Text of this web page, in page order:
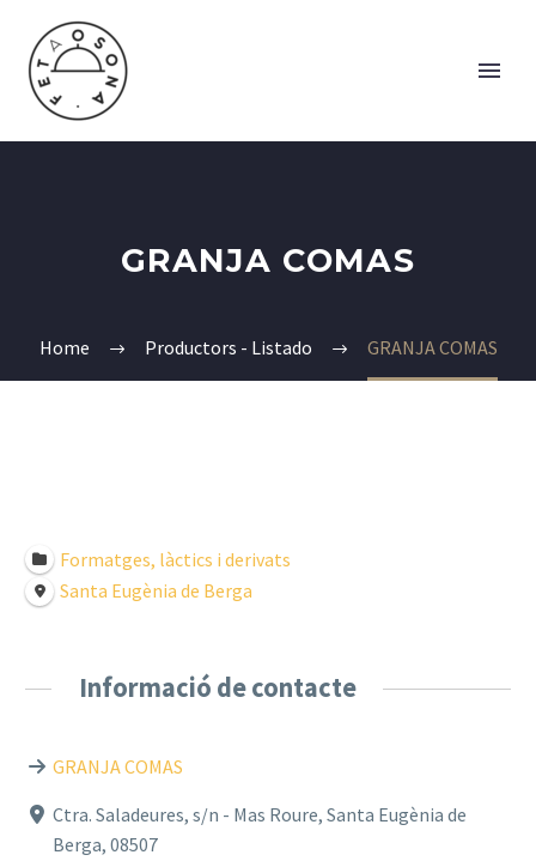
GRANJA COMAS
Home Productors - Listado GRANJA COMAS
Formatges, làctics i derivats
Santa Eugènia de Berga
Informació de contacte
GRANJA COMAS
Ctra. Saladeures, s/n - Mas Roure, Santa Eugènia de
Berga, 08507